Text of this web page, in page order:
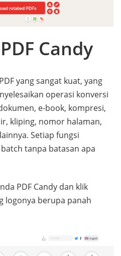
Candy
yang sangat kuat, yang
operasi konversi
e-book, kompresi,
kliping, nomor halaman,
Setiap fungsi
tanpa batasan apa
PDF Candy dan klik
logonya berupa panah